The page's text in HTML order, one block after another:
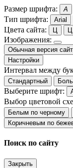
Размер шрифта: A
Тип шрифта: Arial
Цвета сайта: Ц Ц
Изображения:
Обычная версия
Настройки
Интервал между
Стандартный
Выберите шрифт:
Выбор цветовой
Белым по черному
Коричневым по
Поиск по сайту
Закрыть